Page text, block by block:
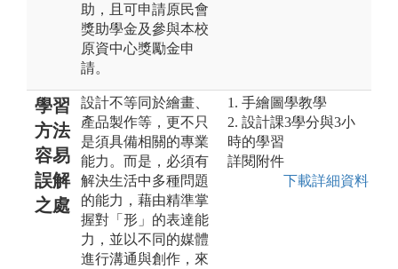
助，且可申請原民會
獎助學金及參與本校
原資中心獎勵金申
請。
學習
方法
容易
誤解
之處
設計不等同於繪畫、
產品製作等，更不只
是須具備相關的專業
能力。而是，必須有
解決生活中多種問題
的能力，藉由精準掌
握對「形」的表達能
力，並以不同的媒體
進行溝通與創作，來
1. 手繪圖學教學
2. 設計課3學分與3小
時的學習
詳閱附件
下載詳細資料